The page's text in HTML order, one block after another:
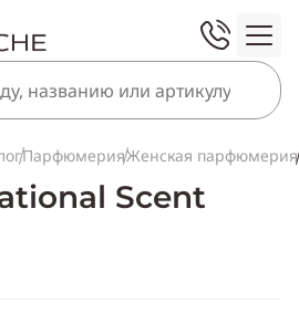
ПарфюмерияЖенская парфюмерия
Scent